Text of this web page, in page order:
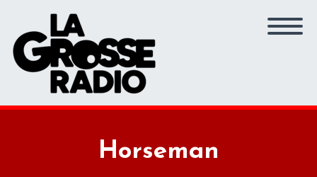
Horseman